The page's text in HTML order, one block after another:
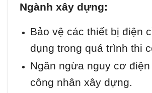
Ngành xây dựng:
Bảo vệ các thiết bị điện
dụng trong quá trình thi
Ngăn ngừa nguy cơ
công nhân xây dựng.